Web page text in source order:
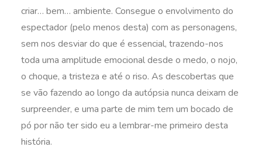
criar… bem… ambiente. Consegue o envolvimento do
espectador (pelo menos desta) com as personagens,
sem nos desviar do que é essencial, trazendo-nos
toda uma amplitude emocional desde o medo, o nojo,
o choque, a tristeza e até o riso. As descobertas que
se vão fazendo ao longo da autópsia nunca deixam de
surpreender, e uma parte de mim tem um bocado de
pó por não ter sido eu a lembrar-me primeiro desta
história.